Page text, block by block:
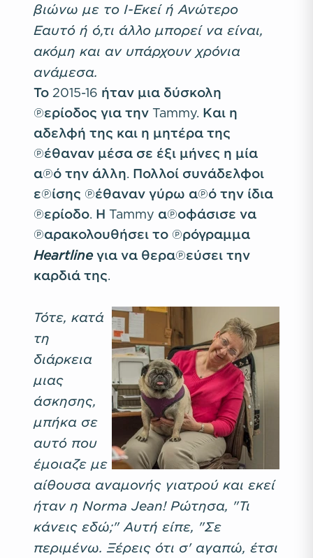
βιώνω με το Ι-Εκεί ή Ανώτερο
Εαυτό ή ό,τι άλλο μπορεί να είναι,
ακόμη και αν υπάρχουν χρόνια
ανάμεσα.
Το 2015-16 ήταν μια δύσκολη
περίοδος για την Tammy. Και η
αδελφή της και η μητέρα της
πέθαναν μέσα σε έξι μήνες η μία
από την άλλη. Πολλοί συνάδελφοι
επίσης πέθαναν γύρω από την ίδια
περίοδο. Η Tammy αποφάσισε να
παρακολουθήσει το πρόγραμμα
Heartlineγια να θεραπεύσει την
καρδιά της.
Τότε, κατά
τη
διάρκεια
μιας
άσκησης,
μπήκα σε
αυτό που
έμοιαζε με
αίθουσα αναμονής γιατρού και εκεί
ήταν η Norma Jean! Ρώτησα, "Τι
κάνεις εδώ;" Αυτή είπε, "Σε
περιμένω. Ξέρεις ότι σ' αγαπώ, έτσι